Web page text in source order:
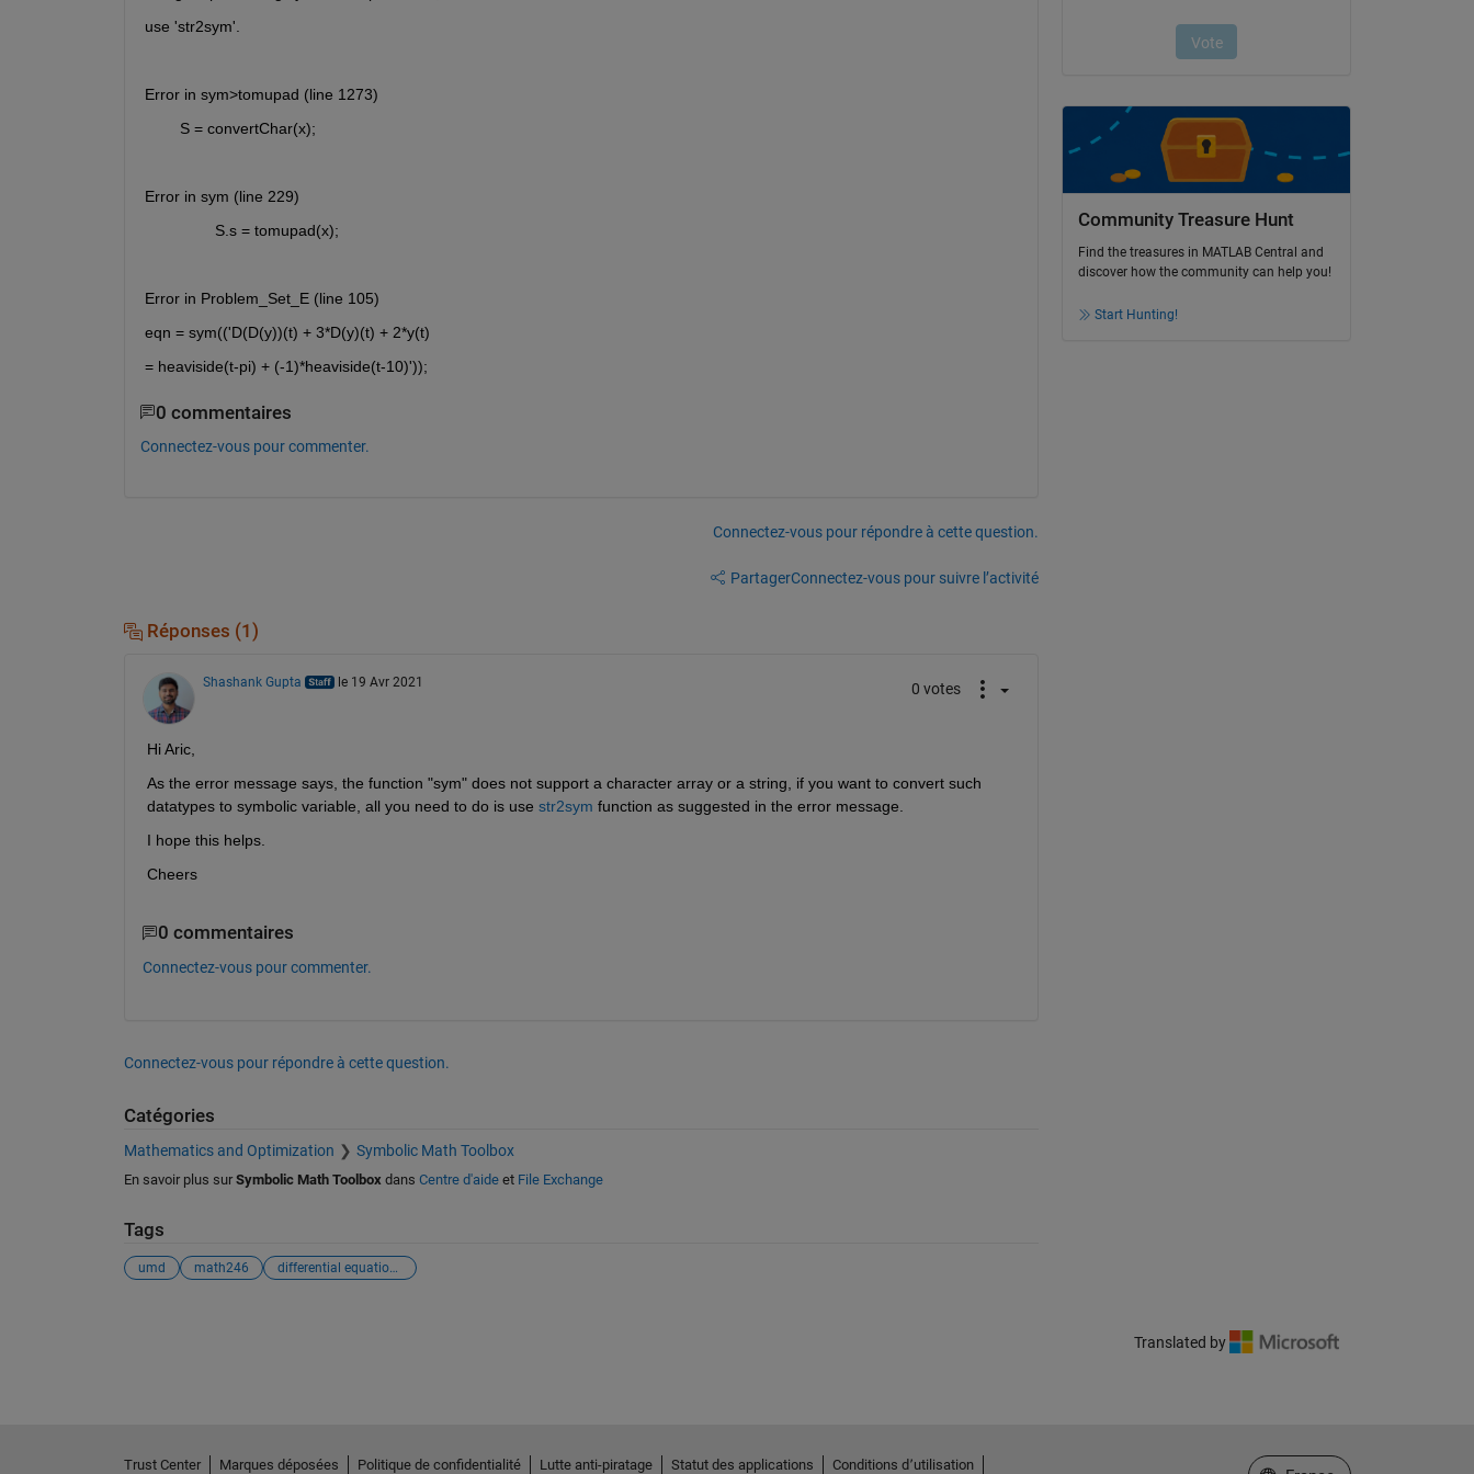
use 'str2sym'.
Error in sym>tomupad (line 1273)
        S = convertChar(x);
Error in sym (line 229)
                S.s = tomupad(x);
Error in Problem_Set_E (line 105)
eqn = sym(('D(D(y))(t) + 3*D(y)(t) + 2*y(t)
= heaviside(t-pi) + (-1)*heaviside(t-10)'));
0 commentaires
Connectez-vous pour commenter.
Connectez-vous pour répondre à cette question.
PartagerConnectez-vous pour suivre l’activité
Réponses (1)
Shashank Gupta le 19 Avr 2021 0 votes
Hi Aric,
As the error message says, the function "sym" does not support a character array or a string, if you want to convert such
datatypes to symbolic variable, all you need to do is use str2sym function as suggested in the error message.
I hope this helps.
Cheers
0 commentaires
Connectez-vous pour commenter.
Connectez-vous pour répondre à cette question.
Catégories
Mathematics and Optimization Symbolic Math Toolbox
En savoir plus sur Symbolic Math Toolboxdans Centre d'aideet File Exchange
Tags
umd math246 differential equations
Community Treasure Hunt
Find the treasures in MATLAB Central and
discover how the community can help you!
Start Hunting!
Translated by
Trust Center Marques déposées Politique de confidentialité Lutte anti-piratage Statut des applications Conditions d՚utilisation